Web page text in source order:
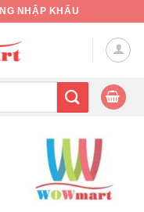
NHẬP KHẨU